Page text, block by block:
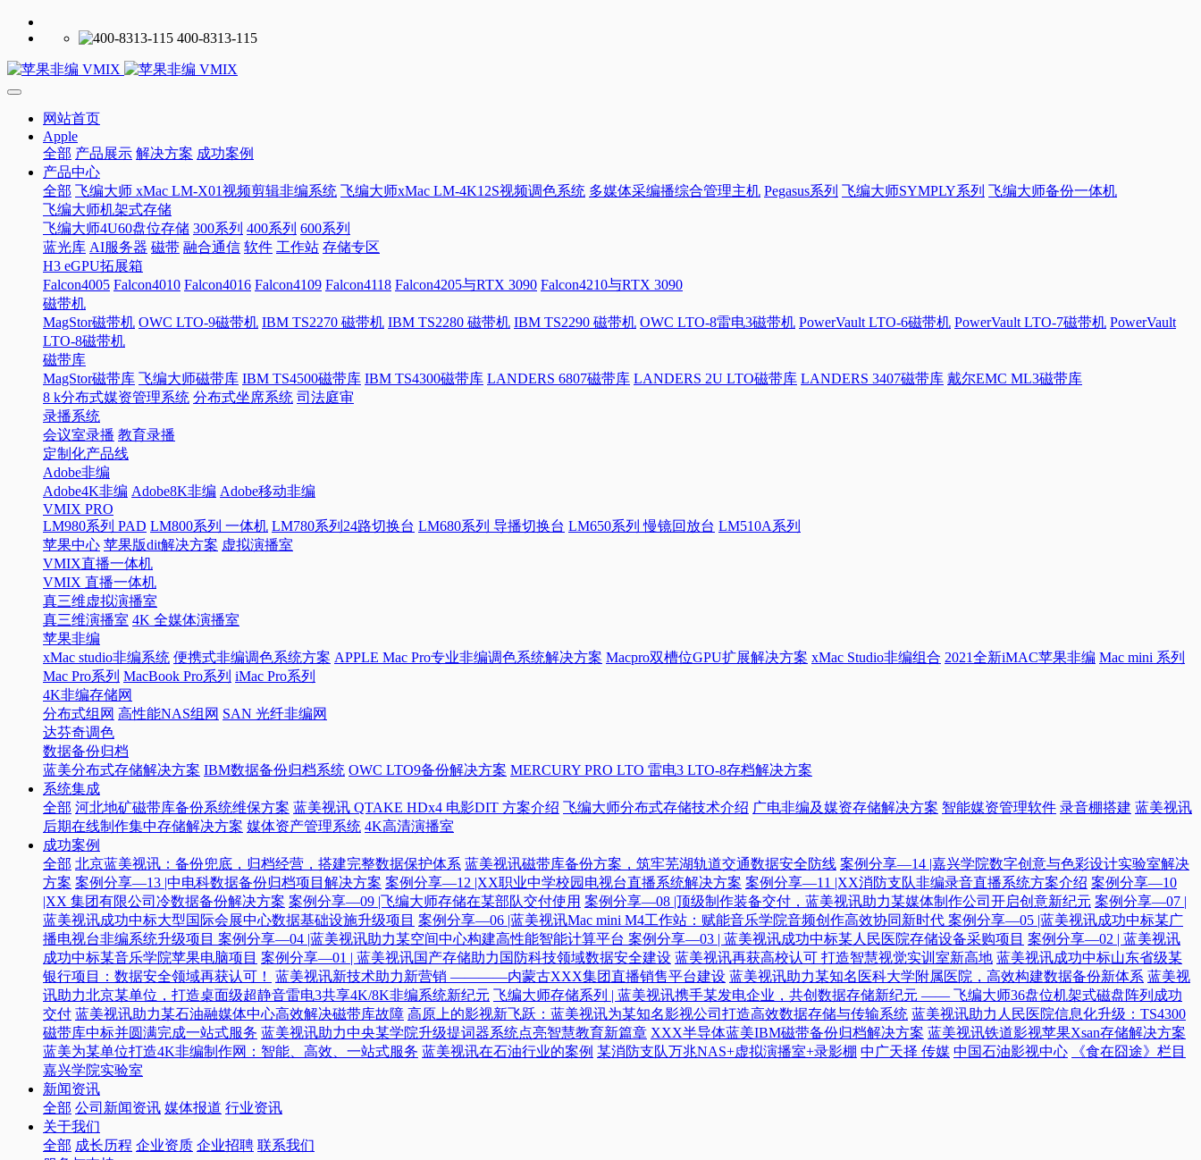
400-8313-115
网站首页
Apple
全部 产品展示 解决方案 成功案例
产品中心
全部 飞编大师 xMac LM-X01视频剪辑非编系统 飞编大师xMac LM-4K12S视频调色系统 多媒体采编播综合管理主机 Pegasus系列 飞编大师SYMPLY系列 飞编大师备份一体机
飞编大师机架式存储
飞编大师4U60盘位存储 300系列 400系列 600系列
蓝光库 AI服务器 磁带 融合通信 软件 工作站 存储专区
H3 eGPU拓展箱
Falcon4005 Falcon4010 Falcon4016 Falcon4109 Falcon4118 Falcon4205与RTX 3090 Falcon4210与RTX 3090
磁带机
MagStor磁带机 OWC LTO-9磁带机 IBM TS2270 磁带机 IBM TS2280 磁带机 IBM TS2290 磁带机 OWC LTO-8雷电3磁带机 PowerVault LTO-6磁带机 PowerVault LTO-7磁带机 PowerVault
LTO-8磁带机
磁带库
MagStor磁带库 飞编大师磁带库 IBM TS4500磁带库 IBM TS4300磁带库 LANDERS 6807磁带库 LANDERS 2U LTO磁带库 LANDERS 3407磁带库 戴尔EMC ML3磁带库
8 k分布式媒资管理系统 分布式坐席系统 司法庭审
录播系统
会议室录播 教育录播
定制化产品线
Adobe非编
Adobe4K非编 Adobe8K非编 Adobe移动非编
VMIX PRO
LM980系列 PAD LM800系列 一体机 LM780系列24路切换台 LM680系列 导播切换台 LM650系列 慢镜回放台 LM510A系列
苹果中心 苹果版dit解决方案 虚拟演播室
VMIX直播一体机
VMIX 直播一体机
真三维虚拟演播室
真三维演播室 4K 全媒体演播室
苹果非编
xMac studio非编系统 便携式非编调色系统方案 APPLE Mac Pro专业非编调色系统解决方案 Macpro双槽位GPU扩展解决方案 xMac Studio非编组合 2021全新iMAC苹果非编 Mac mini 系列
Mac Pro系列 MacBook Pro系列 iMac Pro系列
4K非编存储网
分布式组网 高性能NAS组网 SAN 光纤非编网
达芬奇调色
数据备份归档
蓝美分布式存储解决方案 IBM数据备份归档系统 OWC LTO9备份解决方案 MERCURY PRO LTO 雷电3 LTO-8存档解决方案
系统集成
全部 河北地矿磁带库备份系统维保方案 蓝美视讯 QTAKE HDx4 电影DIT 方案介绍 飞编大师分布式存储技术介绍 广电非编及媒资存储解决方案 智能媒资管理软件 录音棚搭建 蓝美视讯
后期在线制作集中存储解决方案 媒体资产管理系统 4K高清演播室
成功案例
全部 北京蓝美视讯：备份兜底，归档经营，搭建完整数据保护体系 蓝美视讯磁带库备份方案，筑牢芜湖轨道交通数据安全防线 案例分享—14 |嘉兴学院数字创意与色彩设计实验室解决
方案 案例分享—13 |中电科数据备份归档项目解决方案 案例分享—12 |XX职业中学校园电视台直播系统解决方案 案例分享—11 |XX消防支队非编录音直播系统方案介绍 案例分享—10
|XX 集团有限公司冷数据备份解决方案 案例分享—09 |飞编大师存储在某部队交付使用 案例分享—08 |顶级制作装备交付，蓝美视讯助力某媒体制作公司开启创意新纪元 案例分享—07 |
蓝美视讯成功中标大型国际会展中心数据基础设施升级项目 案例分享—06 |蓝美视讯Mac mini M4工作站：赋能音乐学院音频创作高效协同新时代​ 案例分享—05 |蓝美视讯成功中标某广
播电视台非编系统升级项目​ 案例分享—04 |蓝美视讯助力某空间中心构建高性能智能计算平台​ 案例分享—03 | 蓝美视讯成功中标某人民医院存储设备采购项目 案例分享—02 | 蓝美视讯
成功中标某音乐学院苹果电脑项目 案例分享—01 | 蓝美视讯国产存储助力国防科技领域数据安全建设 蓝美视讯再获高校认可 打造智慧视觉实训室新高地 蓝美视讯成功中标山东省级某
银行项目：数据安全领域再获认可！
蓝美视讯新技术助力新营销 ————内蒙古XXX集团直播销售平台建设 蓝美视讯助力某知名医科大学附属医院，高效构建数据备份新体系 蓝美视
讯助力北京某单位，打造桌面级超静音雷电3共享4K/8K非编系统新纪元 飞编大师存储系列 | 蓝美视讯携手某发电企业，共创数据存储新纪元 —— 飞编大师36盘位机架式磁盘阵列成功
交付 蓝美视讯助力某石油融媒体中心高效解决磁带库故障 高原上的影视新飞跃：蓝美视讯为某知名影视公司打造高效数据存储与传输系统 蓝美视讯助力人民医院信息化升级：TS4300
磁带库中标并圆满完成一站式服务 蓝美视讯助力中央某学院升级提词器系统点亮智慧教育新篇章 XXX半导体蓝美IBM磁带备份归档解决方案 蓝美视讯铁道影视苹果Xsan存储解决方案
蓝美为某单位打造4K非编制作网：智能、高效、一站式服务 蓝美视讯在石油行业的案例 某消防支队万兆NAS+虚拟演播室+录影棚 中广天择 传媒 中国石油影视中心
《食在囧途》栏目
嘉兴学院实验室
新闻资讯
全部 公司新闻资讯 媒体报道 行业资讯
关于我们
全部 成长历程 企业资质 企业招聘 联系我们